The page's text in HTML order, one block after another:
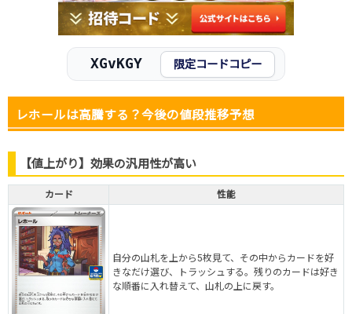
XGvKGY 限定コードコピー
レホールは高騰する？今後の値段推移予想
【値上がり】効果の汎用性が高い
カード 性能
自分の山札を上から5枚見て、その中からカードを好
きなだけ選び、トラッシュする。残りのカードは好き
な順番に入れ替えて、山札の上に戻す。